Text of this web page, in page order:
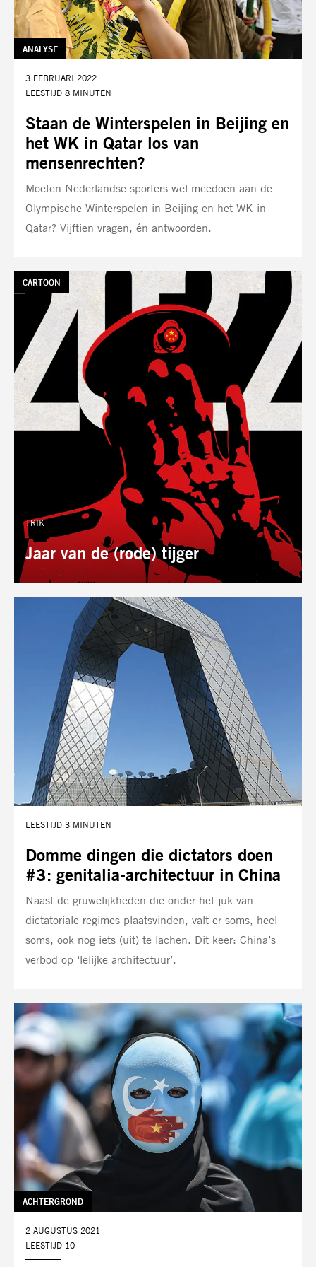
Staan de Winterspelen in Beijing en
het WK in Qatar los van
mensenrechten?
TAG:
ANALYSE
DATUM:
3 FEBRUARI 2022
LEESTIJD 8 MINUTEN
Moeten Nederlandse sporters wel meedoen aan de
Olympische Winterspelen in Beijing en het WK in
Qatar? Vijftien vragen, én antwoorden.
Jaar van de (rode) tijger
TAG:
CARTOON
AUTEUR:
TRIK
Domme dingen die dictators doen
#3: genitalia-architectuur in China
LEESTIJD 3 MINUTEN
Naast de gruwelijkheden die onder het juk van
dictatoriale regimes plaatsvinden, valt er soms, heel
soms, ook nog iets (uit) te lachen. Dit keer: China’s
verbod op ‘lelijke architectuur’.
TAG:
ACHTERGROND
DATUM:
2 AUGUSTUS 2021
LEESTIJD 10